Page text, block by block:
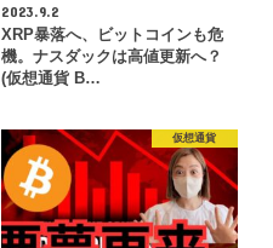
2023.9.2
XRP暴落へ、ビットコインも危
機。ナスダックは高値更新へ？
(仮想通貨 B…
仮想通貨